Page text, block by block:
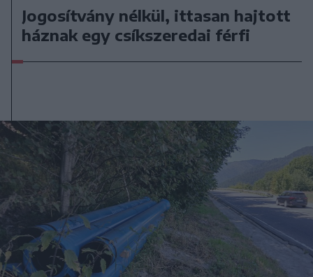
Jogosítvány nélkül, ittasan hajtott
háznak egy csíkszeredai férfi